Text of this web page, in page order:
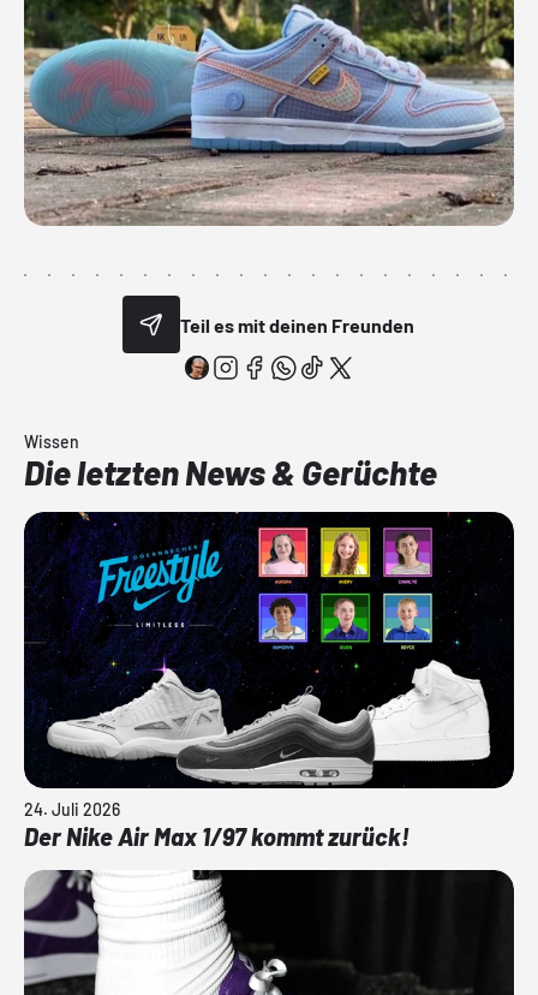
Teil es mit deinen Freunden
Wissen
Die letzten News & Gerüchte
24. Juli 2026
Der Nike Air Max 1/97 kommt zurück!